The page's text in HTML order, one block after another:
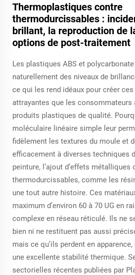
Thermoplastiques contre
thermodurcissables :
brillant, la reproduction de
options de post-traitement
Les plastiques ABS et
naturellement des niveaux de
ce qui les rend idéaux pour créer
attrayantes que les consommateurs
produits plastiques de qualité.
moléculaire linéaire simple leur
fidèlement les textures du moule et
efficacement à diverses techniques
peinture, l’ajout d’effets métalliques
thermodurcissables, comme les
une tout autre histoire. Ces
maximum d’environ 60 à 70 UG en
complexe en réseau réticulé. Ils ne
bien ni ne restituent pas aussi
mais ce qu’ils perdent en
une excellente stabilité thermique.
sectorielles récentes publiées par